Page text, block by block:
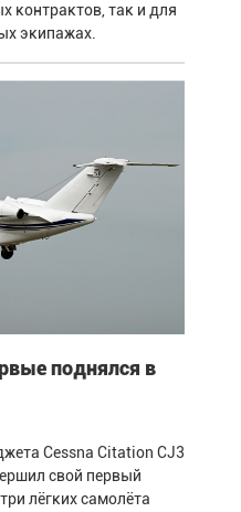
контрактов, так и для
экипажах.
поднялся в
Cessna Citation CJ3
свой первый
лёгких самолёта